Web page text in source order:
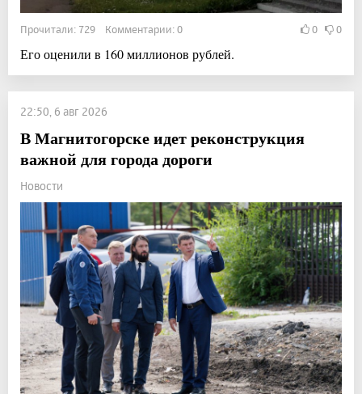
Прочитали: 729 Комментарии: 0 0 0
Его оценили в 160 миллионов рублей.
22:50, 6 авг 2026
В Магнитогорске идет реконструкция
важной для города дороги
Новости